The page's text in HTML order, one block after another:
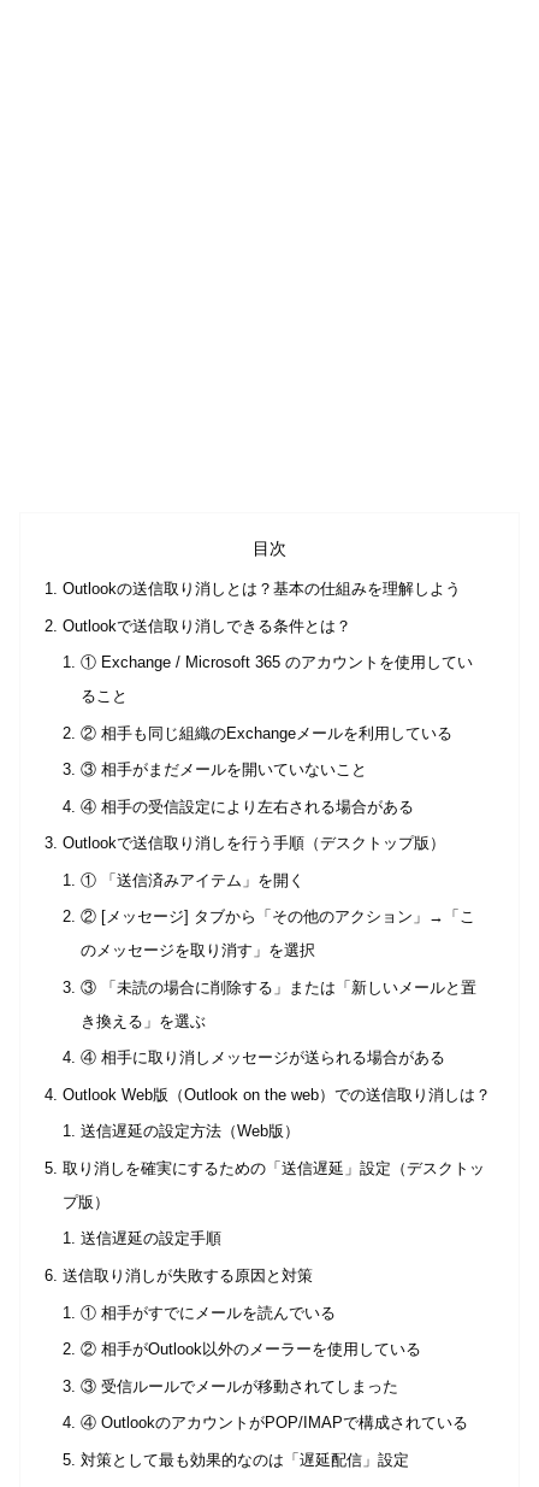
目次
Outlookの送信取り消しとは？基本の仕組みを理解しよう
Outlookで送信取り消しできる条件とは？
① Exchange / Microsoft 365 のアカウントを使用してい
ること
② 相手も同じ組織のExchangeメールを利用している
③ 相手がまだメールを開いていないこと
④ 相手の受信設定により左右される場合がある
Outlookで送信取り消しを行う手順（デスクトップ版）
① 「送信済みアイテム」を開く
② [メッセージ] タブから「その他のアクション」→「こ
のメッセージを取り消す」を選択
③ 「未読の場合に削除する」または「新しいメールと置
き換える」を選ぶ
④ 相手に取り消しメッセージが送られる場合がある
Outlook Web版（Outlook on the web）での送信取り消しは？
送信遅延の設定方法（Web版）
取り消しを確実にするための「送信遅延」設定（デスクトッ
プ版）
送信遅延の設定手順
送信取り消しが失敗する原因と対策
① 相手がすでにメールを読んでいる
② 相手がOutlook以外のメーラーを使用している
③ 受信ルールでメールが移動されてしまった
④ OutlookのアカウントがPOP/IMAPで構成されている
対策として最も効果的なのは「遅延配信」設定